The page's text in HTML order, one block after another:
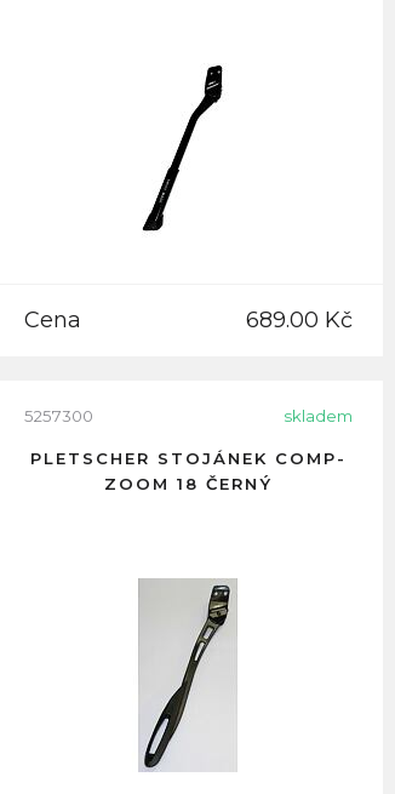
Cena 689.00 Kč
5257300 skladem
PLETSCHER STOJÁNEK COMP-
ZOOM 18 ČERNÝ